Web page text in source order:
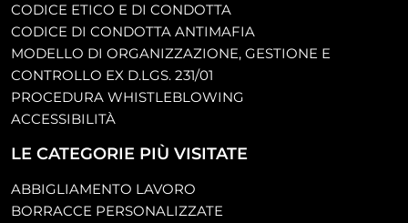
CODICE ETICO E DI CONDOTTA
CODICE DI CONDOTTA ANTIMAFIA
MODELLO DI ORGANIZZAZIONE, GESTIONE E
CONTROLLO EX D.LGS. 231/01
PROCEDURA WHISTLEBLOWING
ACCESSIBILITÀ
LE CATEGORIE PIÙ VISITATE
ABBIGLIAMENTO LAVORO
BORRACCE PERSONALIZZATE